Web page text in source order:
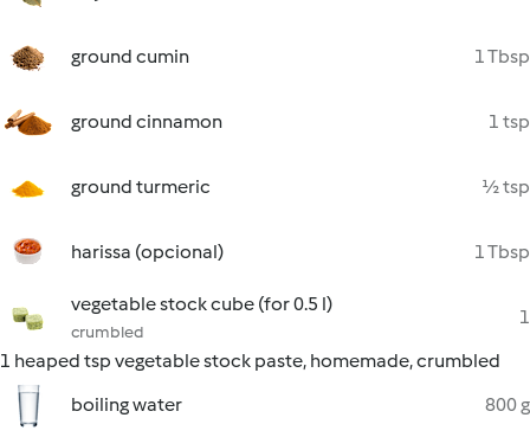
ground cumin 1 Tbsp
ground cinnamon 1 tsp
ground turmeric ½ tsp
harissa (opcional) 1 Tbsp
vegetable stock cube (for 0.5 l)
crumbled
1
1 heaped tsp vegetable stock paste, homemade, crumbled
boiling water
800 g